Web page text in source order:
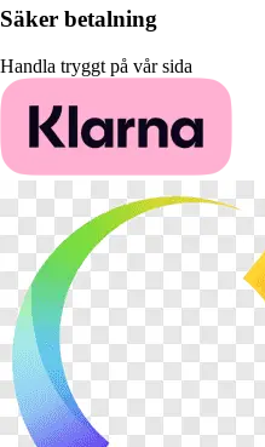
Säker betalning
Handla tryggt på vår sida